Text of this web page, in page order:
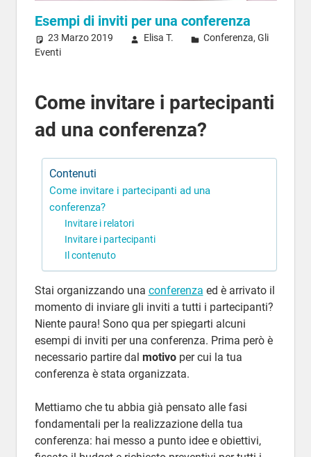
Esempi di inviti per una conferenza
23 Marzo 2019 Elisa T. Conferenza,Gli
Eventi
Come invitare i partecipanti
ad una conferenza?
Contenuti
Come invitare i partecipanti ad una
conferenza?
Invitare i relatori
Invitare i partecipanti
Il contenuto
Stai organizzando una conferenza ed è arrivato il
momento di inviare gli inviti a tutti i partecipanti?
Niente paura! Sono qua per spiegarti alcuni
esempi di inviti per una conferenza. Prima però è
necessario partire dal motivoper cui la tua
conferenza è stata organizzata.
Mettiamo che tu abbia già pensato alle fasi
fondamentali per la realizzazione della tua
conferenza: hai messo a punto idee e obiettivi,